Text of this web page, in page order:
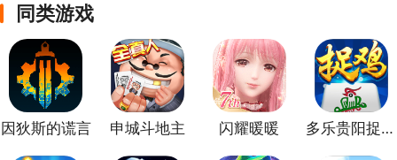
同类游戏
因狄斯的谎言 申城斗地主 闪耀暖暖 多乐贵阳捉鸡麻将